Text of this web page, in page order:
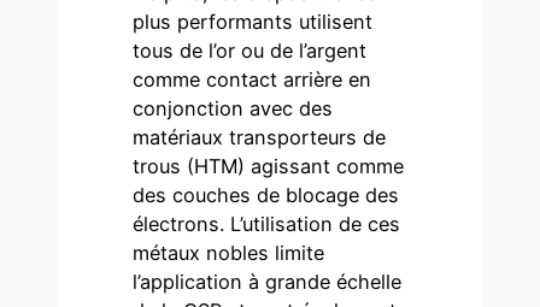
plus performants utilisent
tous de l’or ou de l’argent
comme contact arrière en
conjonction avec des
matériaux transporteurs de
trous (HTM) agissant comme
des couches de blocage des
électrons. L’utilisation de ces
métaux nobles limite
l’application à grande échelle